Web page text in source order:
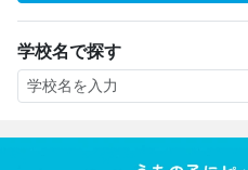
学校名で探す